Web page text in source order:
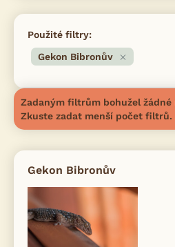
Použité filtry:
Gekon Bibronův
Zadaným filtrům bohužel
Zkuste zadat menší počet filtrů.
Gekon Bibronův